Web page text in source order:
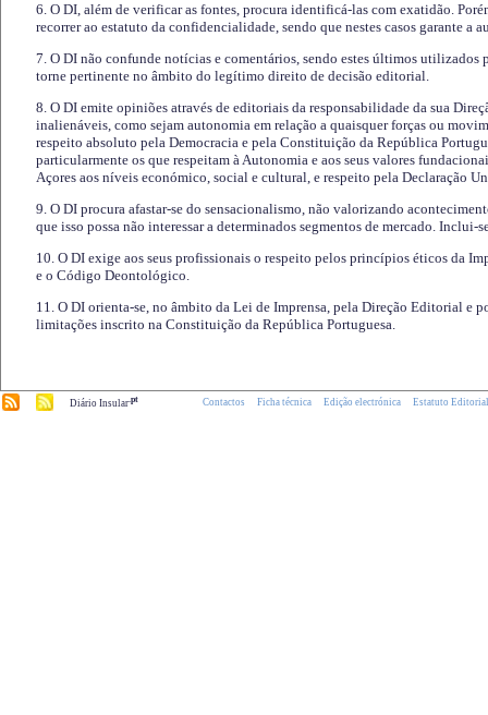
6. O DI, além de verificar as fontes, procura identificá-las com exatidão.
recorrer ao estatuto da confidencialidade, sendo que nestes casos garante a
7. O DI não confunde notícias e comentários, sendo estes últimos utilizados
torne pertinente no âmbito do legítimo direito de decisão editorial.
8. O DI emite opiniões através de editoriais da responsabilidade da sua
inalienáveis, como sejam autonomia em relação a quaisquer forças ou
respeito absoluto pela Democracia e pela Constituição da República
particularmente os que respeitam à Autonomia e aos seus valores
Açores aos níveis económico, social e cultural, e respeito pela Declaração
9. O DI procura afastar-se do sensacionalismo, não valorizando
que isso possa não interessar a determinados segmentos de mercado.
10. O DI exige aos seus profissionais o respeito pelos princípios éticos da
e o Código Deontológico.
11. O DI orienta-se, no âmbito da Lei de Imprensa, pela Direção Editorial e
limitações inscrito na Constituição da República Portuguesa.
Diário Insular.pt Contactos Ficha técnica Edição electrónica Estatuto Editorial